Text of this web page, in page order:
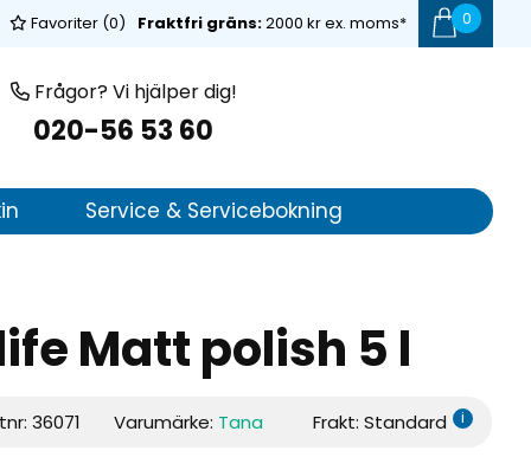
0
Fraktfri gräns:2000 kr ex. moms*
Favoriter (0)
Frågor? Vi hjälper dig!
020-56 53 60
Service & Servicebokning
Matt polish 5 l
36071 Varumärke: Tana Frakt: Standard i